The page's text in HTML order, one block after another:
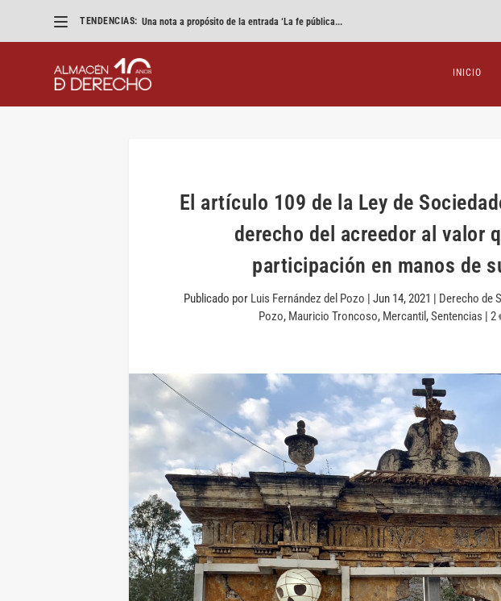
TENDENCIAS: Una nota a propósito de la entrada ‘La fe pública...
INICIO
El artículo 109 de la Ley de
derecho del acreedor al valor
participación en manos de
Publicado por Luis Fernández del Pozo | Jun 14, 2021 | Derecho de
Pozo, Mauricio Troncoso, Mercantil ,Sentencias |2